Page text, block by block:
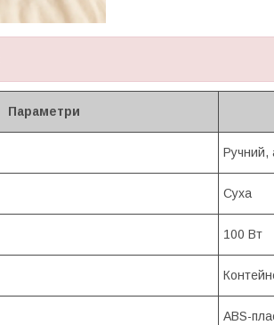
Параметри
Ручний,
Суха
100 Вт
ABS-